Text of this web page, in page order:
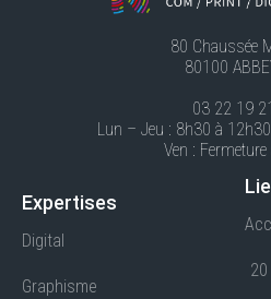
80 Chaussée
80100
03 22 19
Lun – Jeu : 8h30 à
Ven :
Expertises
Digital
Graphisme